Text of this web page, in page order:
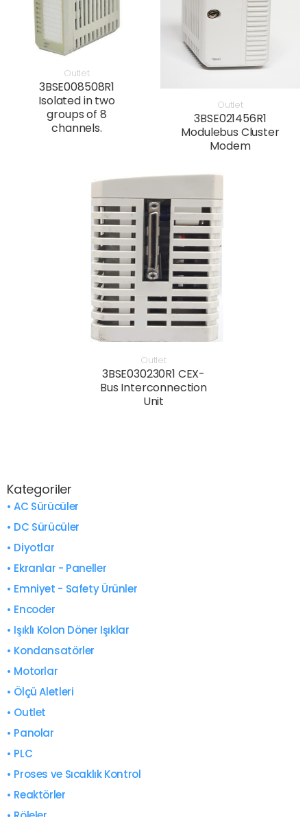
Outlet
3BSE008508R1
Isolated in two
groups of 8
channels.
Outlet
3BSE021456R1
Modulebus Cluster
Modem
Outlet
3BSE030230R1 CEX-
Bus Interconnection
Unit
Kategoriler
• AC Sürücüler
• DC Sürücüler
• Diyotlar
• Ekranlar - Paneller
• Emniyet - Safety Ürünler
• Encoder
• Işıklı Kolon Döner Işıklar
• Kondansatörler
• Motorlar
• Ölçü Aletleri
• Outlet
• Panolar
• PLC
• Proses ve Sıcaklık Kontrol
• Reaktörler